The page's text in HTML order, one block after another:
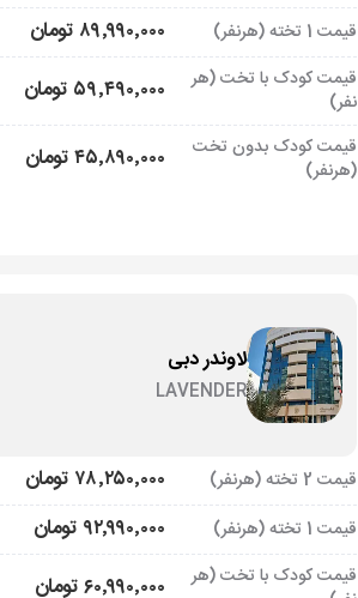
قیمت 1 تخته (هرنفر) ۸۹٬۹۹۰٬۰۰۰ تومان
قیمت کودک با تخت (هر
نفر)
۵۹٬۴۹۰٬۰۰۰ تومان
قیمت کودک بدون تخت
(هرنفر)
۴۵٬۸۹۰٬۰۰۰ تومان
لاوندر دبی
LAVENDER
قیمت 2 تخته (هرنفر) ۷۸٬۲۵۰٬۰۰۰ تومان
قیمت 1 تخته (هرنفر) ۹۲٬۹۹۰٬۰۰۰ تومان
قیمت کودک با تخت (هر
۶۰٬۹۹۰٬۰۰۰ تومان